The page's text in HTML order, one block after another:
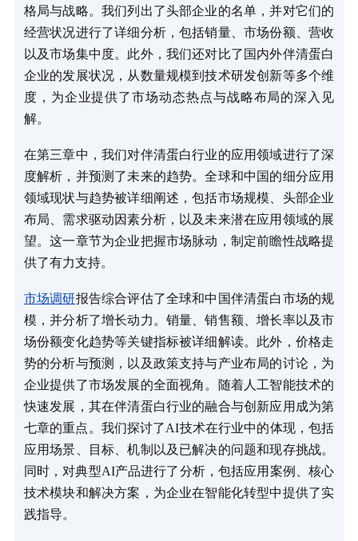
格局与战略。我们列出了头部企业的名单，并对它们的
经营状况进行了详细分析，包括销量、市场份额、营收
以及市场集中度。此外，我们还对比了国内外伴清蛋白
企业的发展状况，从数量规模到技术研发创新等多个维
度，为企业提供了市场动态热点与战略布局的深入见
解。
在第三章中，我们对伴清蛋白行业的应用领域进行了深
度解析，并预测了未来的趋势。全球和中国的细分应用
领域现状与趋势被详细阐述，包括市场规模、头部企业
布局、需求驱动因素分析，以及未来潜在应用领域的展
望。这一章节为企业把握市场脉动，制定前瞻性战略提
供了有力支持。
市场调研报告综合评估了全球和中国伴清蛋白市场的规
模，并分析了增长动力。销量、销售额、增长率以及市
场份额变化趋势等关键指标被详细解读。此外，价格走
势的分析与预测，以及政策支持与产业布局的讨论，为
企业提供了市场发展的全面视角。随着人工智能技术的
快速发展，其在伴清蛋白行业的融合与创新应用成为第
七章的重点。我们探讨了AI技术在行业中的体现，包括
应用场景、目标、机制以及已解决的问题和现存挑战。
同时，对典型AI产品进行了分析，包括应用案例、核心
技术模块和解决方案，为企业在智能化转型中提供了实
践指导。